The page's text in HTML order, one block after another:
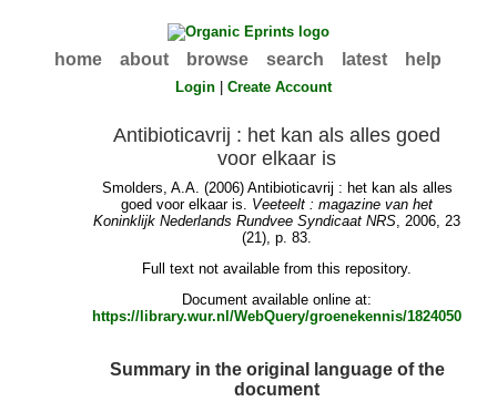
home about browse search latest help
Login |Create Account
Antibioticavrij : het kan als alles goed
voor elkaar is
Smolders, A.A. (2006) Antibioticavrij : het kan als alles
goed voor elkaar is. Veeteelt : magazine van het
Koninklijk Nederlands Rundvee Syndicaat NRS, 2006, 23
(21), p. 83.
Full text not available from this repository.
Document available online at:
https://library.wur.nl/WebQuery/groenekennis/1824050
Summary in the original language of the
document